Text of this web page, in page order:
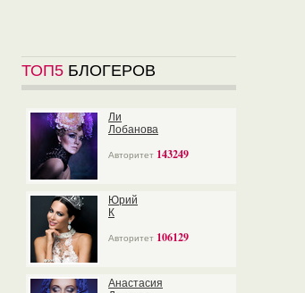
ТОП5 БЛОГЕРОВ
Ли
Лобанова
Авторитет 143249
Юрий
К
Авторитет 106129
Анастасия